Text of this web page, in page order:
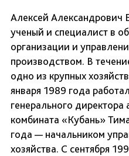
Алексей Александрович
ученый и специалист в
организации и
производством. В
одно из крупных
января 1989 года
генерального
комбината «Кубань»
года — начальником
хозяйства. С сентября